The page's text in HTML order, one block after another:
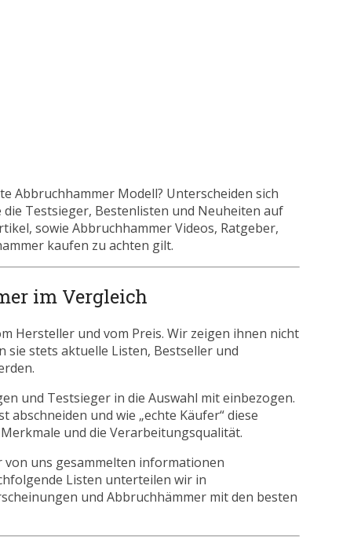
Abbruchhammer Modell? Unterscheiden sich
Testsieger, Bestenlisten und Neuheiten auf
sowie Abbruchhammer Videos, Ratgeber,
kaufen zu achten gilt.
im Vergleich
Hersteller und vom Preis. Wir zeigen ihnen nicht
sie stets aktuelle Listen, Bestseller und
und Testsieger in die Auswahl mit einbezogen.
und wie „echte Käufer“ diese
und die Verarbeitungsqualität.
uns gesammelten informationen
Listen unterteilen wir in
und Abbruchhämmer mit den besten